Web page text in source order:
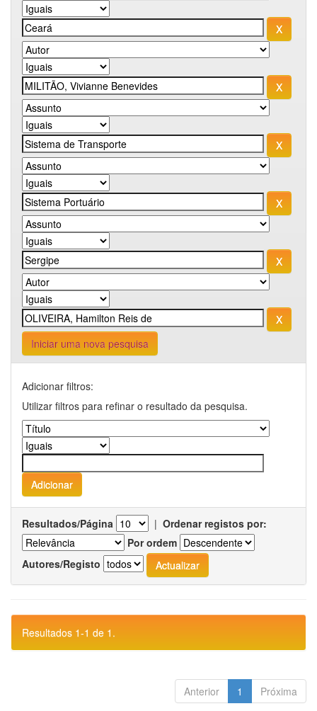
Iniciar uma nova pesquisa
Adicionar filtros:
Utilizar filtros para refinar o resultado da pesquisa.
Resultados/Página | Ordenar registos por:
Por ordem
Autores/Registo
Resultados 1-1 de 1.
Anterior 1 Próxima